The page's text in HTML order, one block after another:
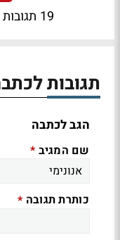
19 תגובות
תגובות
הגב לכתבה
שם המגיב *
כותרת תגובה *